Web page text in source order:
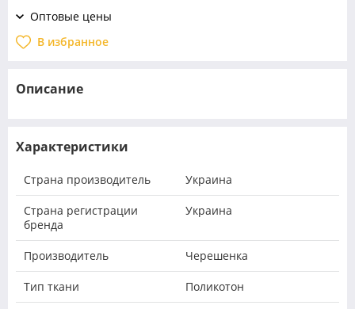
Оптовые цены
В избранное
Описание
Характеристики
Страна производитель Украина
Страна регистрации
бренда
Украина
Производитель Черешенка
Тип ткани Поликотон